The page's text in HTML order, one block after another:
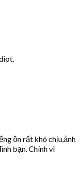
ồn rất khó chịu,ảnh
bạn. Chính vì